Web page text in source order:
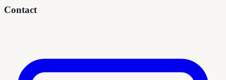
Contact